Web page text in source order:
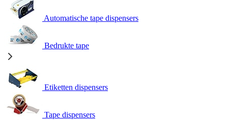
Automatische tape dispensers
Bedrukte tape
Etiketten dispensers
Tape dispensers